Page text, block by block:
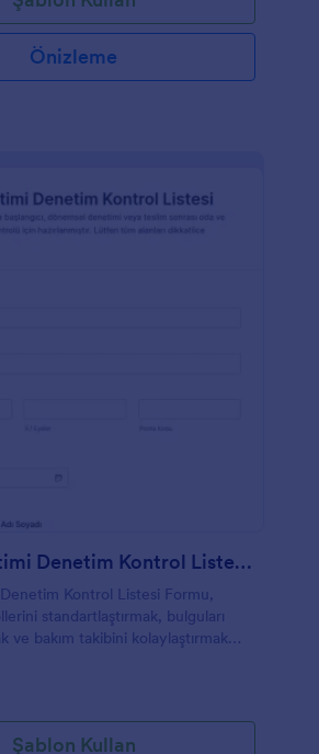
Önizleme
Emlak Yönetimi Denetim Kontrol Listesi Formu
Kontrol Listesi Formu,
standartlaştırmak, bulguları
ve bakım takibini kolaylaştırmak
Şablon Kullan